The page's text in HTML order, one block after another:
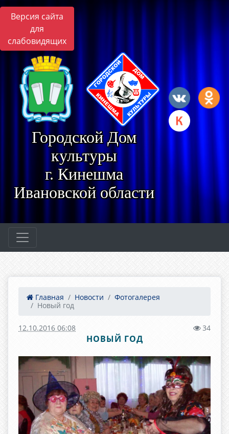
Версия сайта
для
слабовидящих
Городской Дом
культуры
г. Кинешма
Ивановской области
Главная Новости
Фотогалерея
Новый год
12.10.2016 06:08 34
НОВЫЙ ГОД